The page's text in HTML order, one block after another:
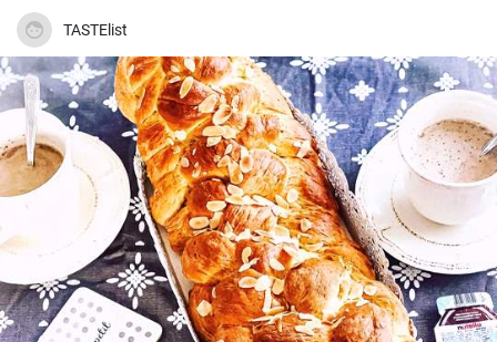
celebrazioni di compleanno in famiglia. Sono sicuro che amerai
anche tu questa ricetta per una semplice torta al cioccolato!
TASTElist